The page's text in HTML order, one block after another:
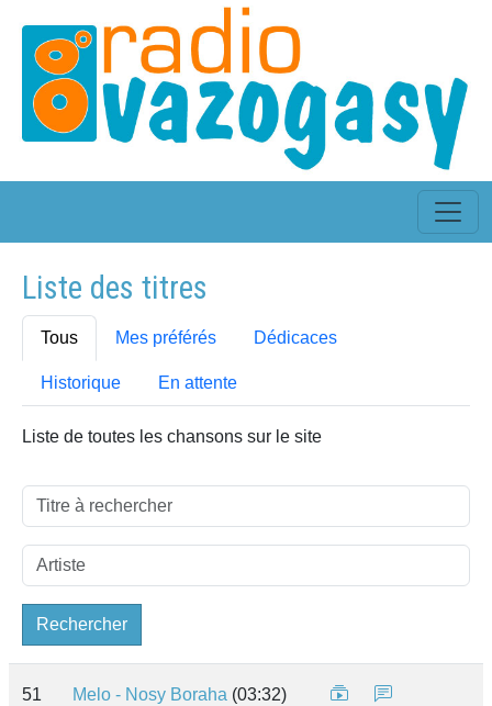
Liste des titres
Tous Mes préférés Dédicaces
Historique En attente
Liste de toutes les chansons sur le site
Rechercher
51 Melo - Nosy Boraha (03:32)